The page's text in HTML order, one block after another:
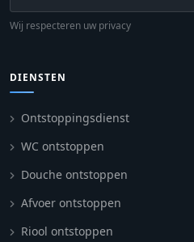
Wij respecteren uw privacy
DIENSTEN
Ontstoppingsdienst
WC ontstoppen
Douche ontstoppen
Afvoer ontstoppen
Riool ontstoppen